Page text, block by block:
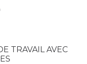
TRAVAIL AVEC